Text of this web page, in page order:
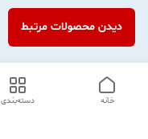
دیدن محصولات مرتبط
دسته‌بندی خانه